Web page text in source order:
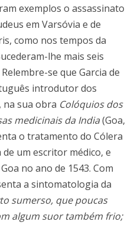
exemplos o assassinato
em Varsóvia e de
como nos tempos da
lhe mais seis
se que Garcia de
introdutor dos
na sua obra Colóquios dos
medicinais da India(Goa,
o tratamento do Cólera
um escritor médico, e
no ano de 1543. Com
a sintomatologia da
sumerso, que poucas
algum suor também frio;